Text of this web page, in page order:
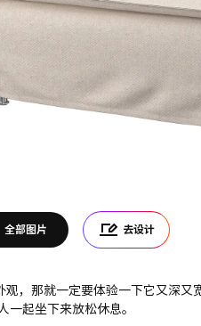
全部图片 去设计
，那就一定要体验一下它又深又
起坐下来放松休息。